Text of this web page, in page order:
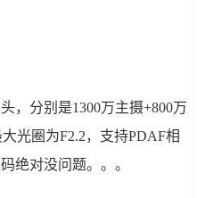
，分别是1300万主摄+800万
光圈为F2.2，支持PDAF相
绝对没问题。。。